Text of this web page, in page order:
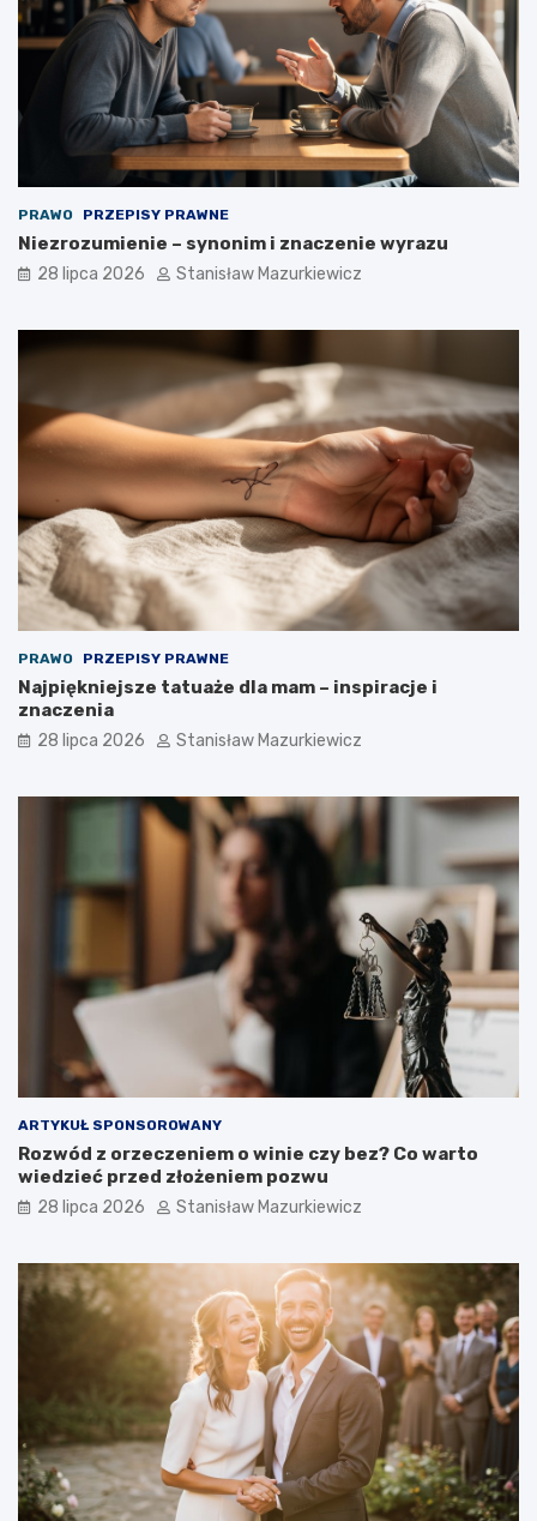
PRAWO PRZEPISY PRAWNE
Niezrozumienie – synonim i znaczenie wyrazu
28 lipca 2026 Stanisław Mazurkiewicz
PRAWO PRZEPISY PRAWNE
Najpiękniejsze tatuaże dla mam – inspiracje i
znaczenia
28 lipca 2026 Stanisław Mazurkiewicz
ARTYKUŁ SPONSOROWANY
Rozwód z orzeczeniem o winie czy bez? Co warto
wiedzieć przed złożeniem pozwu
28 lipca 2026 Stanisław Mazurkiewicz